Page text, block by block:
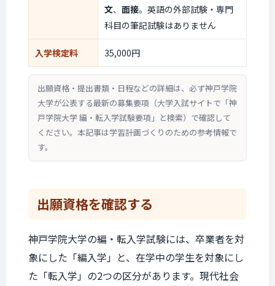
文、 面接。英語の外部試験・専門
科目の筆記試験はありません
入学検定料 35,000円
出願資格・提出書類・日程などの詳細は、必ず神戸学院
大学が公表する最新の募集要項（大学入試サイトで「神
戸学院大学 編・転入学試験要項」と検索）で確認して
ください。本記事は学習計画づくりのための参考情報で
す。
出願資格を確認する
神戸学院大学の編・転入学試験には、卒業者を対
象にした「編入学」と、在学中の学生を対象にし
た「転入学」の2つの区分があります。現代社会